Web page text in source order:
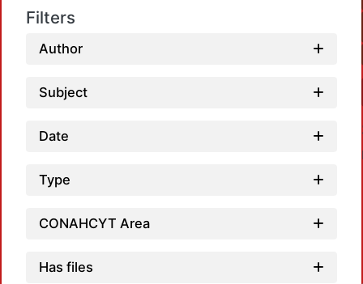
Filters
Author
Subject
Date
Type
CONAHCYT Area
Has files